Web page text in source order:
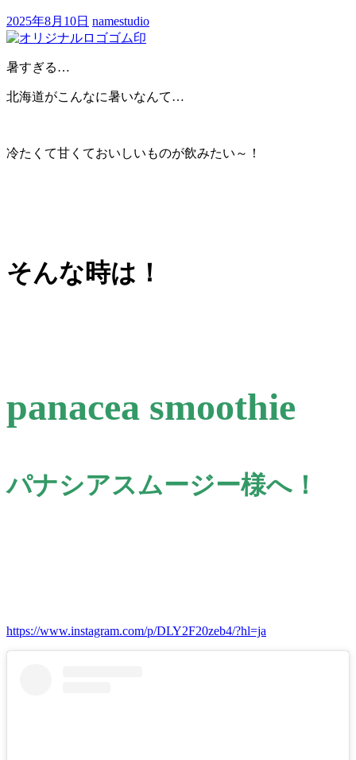
2025年8月10日 namestudio
暑すぎる…
北海道がこんなに暑いなんて…
冷たくて甘くておいしいものが飲みたい～！
そんな時は！
panacea smoothie
パナシアスムージー様へ！
https://www.instagram.com/p/DLY2F20zeb4/?hl=ja